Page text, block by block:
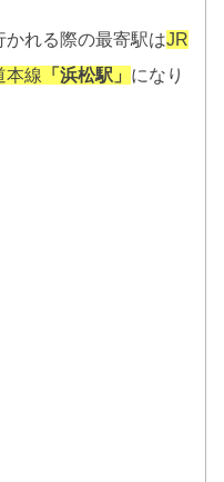
れる際の最寄駅はJR
本線 「浜松駅」 になり